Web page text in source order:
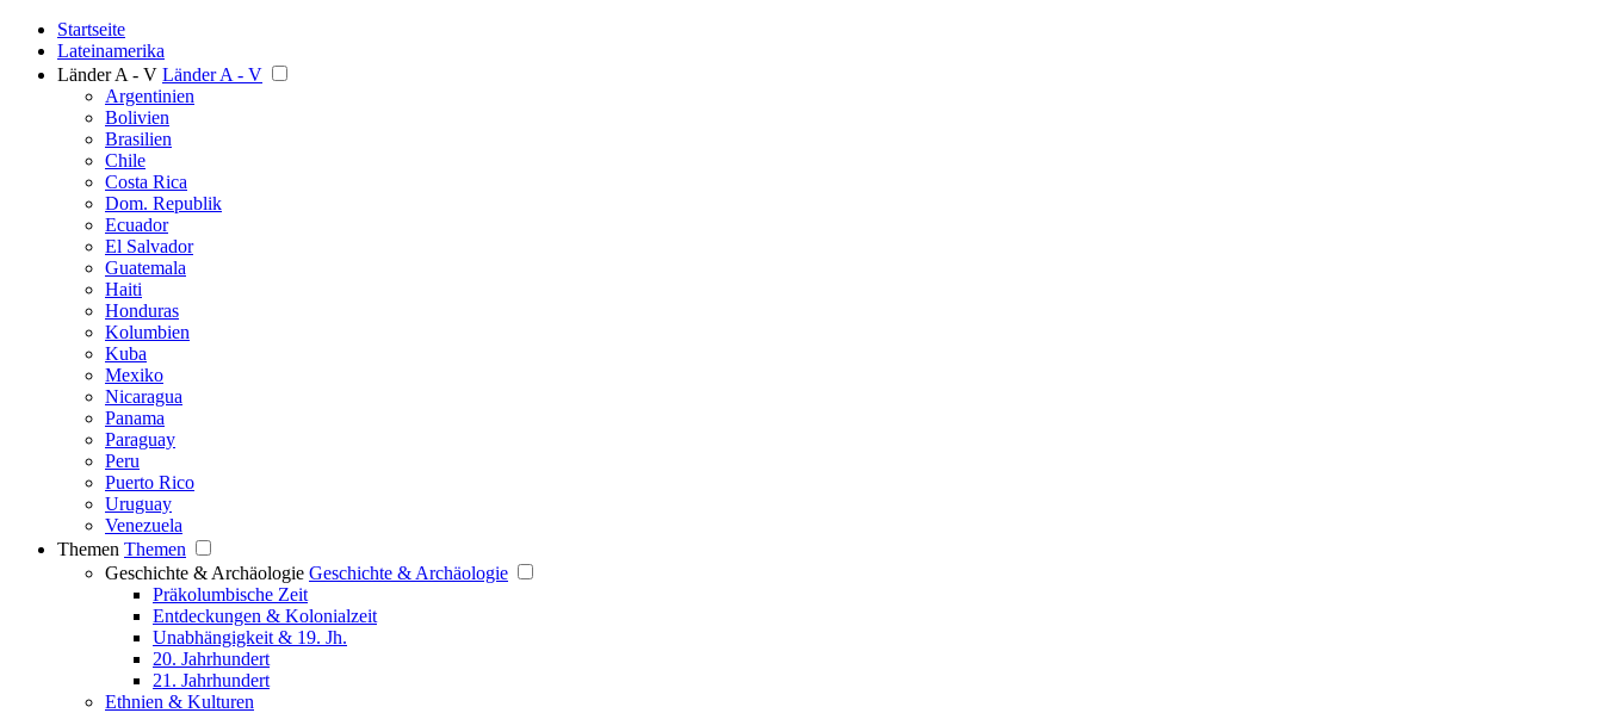
Startseite
Lateinamerika
Länder A - V Länder A - V
Argentinien
Bolivien
Brasilien
Chile
Costa Rica
Dom. Republik
Ecuador
El Salvador
Guatemala
Haiti
Honduras
Kolumbien
Kuba
Mexiko
Nicaragua
Panama
Paraguay
Peru
Puerto Rico
Uruguay
Venezuela
Themen Themen
Geschichte & Archäologie Geschichte & Archäologie
Präkolumbische Zeit
Entdeckungen & Kolonialzeit
Unabhängigkeit & 19. Jh.
20. Jahrhundert
21. Jahrhundert
Ethnien & Kulturen